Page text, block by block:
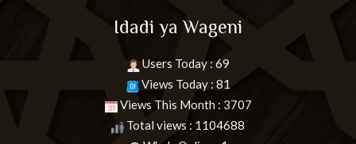
Idadi ya Wageni
Users Today : 69
Views Today : 81
Views This Month : 3707
Total views : 1104688